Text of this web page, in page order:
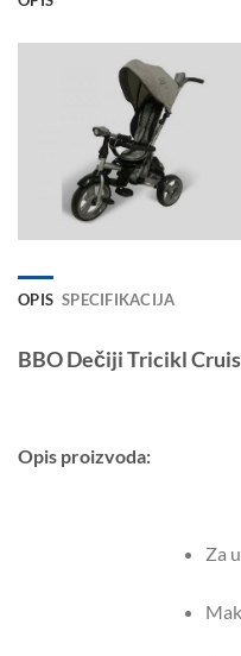
OPIS SPECIFIKACIJA
BBO Dečiji Tricikl
Opis proizvoda:
Za